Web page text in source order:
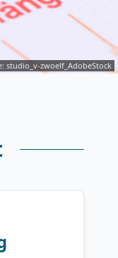
studio_v-zwoelf_AdobeStock